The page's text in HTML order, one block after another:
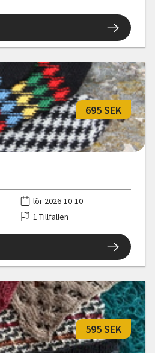
695 SEK
lör 2026-10-10
1 Tillfällen
595 SEK